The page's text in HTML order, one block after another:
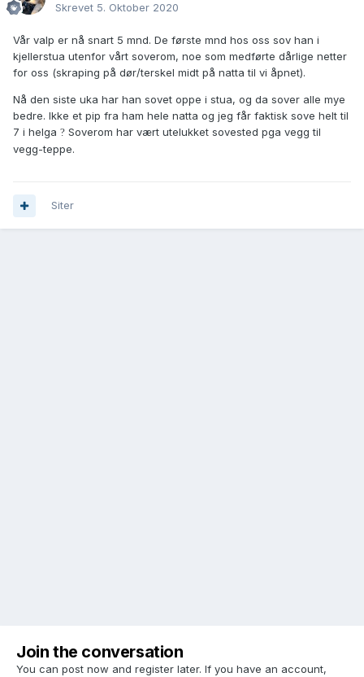
Skrevet 5. Oktober 2020
Vår valp er nå snart 5 mnd. De første mnd hos oss sov han i
kjellerstua utenfor vårt soverom, noe som medførte dårlige netter
for oss (skraping på dør/terskel midt på natta til vi åpnet).
Nå den siste uka har han sovet oppe i stua, og da sover alle mye
bedre. Ikke et pip fra ham hele natta og jeg får faktisk sove helt til
7 i helga ? Soverom har vært utelukket sovested pga vegg til
vegg-teppe.
Siter
Join the conversation
You can post now and register later. If you have an account,